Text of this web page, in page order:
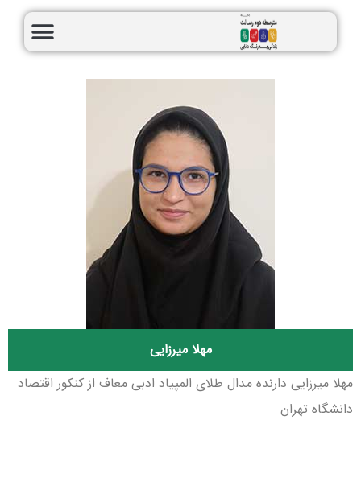
مهلا میرزایی
مهلا میرزایی دارنده مدال طلای المپیاد ادبی معاف از کنکور اقتصاد
دانشگاه تهران